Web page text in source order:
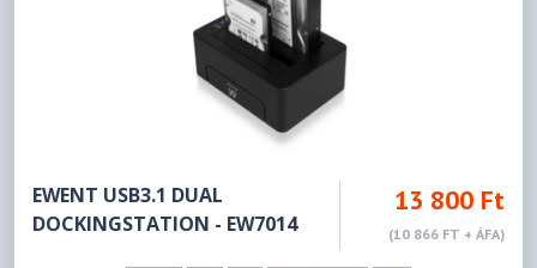
EWENT USB3.1 DUAL
DOCKINGSTATION - EW7014
13 800 Ft
(10 866 FT + ÁFA)